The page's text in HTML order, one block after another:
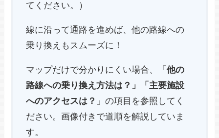
てください。）
線に沿って通路を進めば、他の路線への
乗り換えもスムーズに！
マップだけで分かりにくい場合、「他の
路線への乗り換え方法は？」「主要施設
へのアクセスは？ 」の項目を参照してく
ださい。画像付きで道順を解説していま
す。